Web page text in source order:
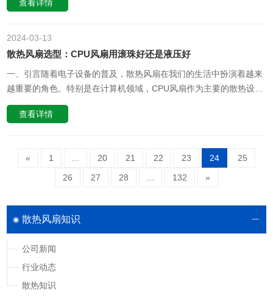
如何正确接线CPU风扇，以满足散热需求并保证系统的正常运行。
选择适合的散热风……
查看详情
13
2024-03
散热风扇选型：CPU风扇用滚珠好还是液压好
一、引言随着电子设备的普及，散热风扇在我们的生活中扮演着越来
越重要的角色。特别是在计算机领域，CPU风扇作为主要的散热设
备，其性能和选型直接关系到整个系统的稳定性。在散热风扇的选型
过程中，CPU风扇用滚珠轴承还是液压轴承，是一个备受关注的问
查看详情
« 1 ... 20 21 22 23 24
25
26
27 28 ... 132 »
散热风扇知识
公司新闻
行业动态
散热知识